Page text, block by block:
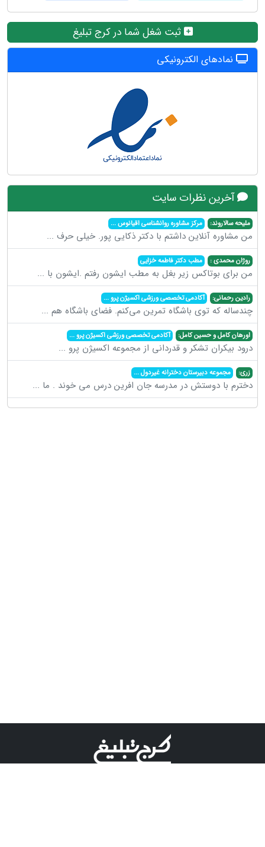
ثبت شغل شما در کرج تبلیغ
نمادهای الکترونیکی
آخرین نظرات سایت
ملیحه سالاروند: مرکز مشاوره روانشناسی اقیانوس...
من مشاوره آنلاین داشتم با دکتر ذکایی پور. خیلی حرف ...
روژان محمدی : مطب دکتر فاطمه خزایی
من برای بوتاکس زیر بغل به مطب ایشون رفتم .ایشون با ...
رادین رحمانی: آکادمی تخصصی ورزشی اکسیژن پرو...
چندساله که توی باشگاه تمرین می‌کنم. فضای باشگاه هم ...
اورهان کامل و حسین کامل: آکادمی تخصصی ورزشی اکسیژن پرو...
درود بیکران تشکر و قدردانی از مجموعه اکسیژن پرو ...
زری: مجموعه دبیرستان دخترانه غیردول...
دخترم با دوستش در مدرسه جان افرین درس می خوند . ما ...